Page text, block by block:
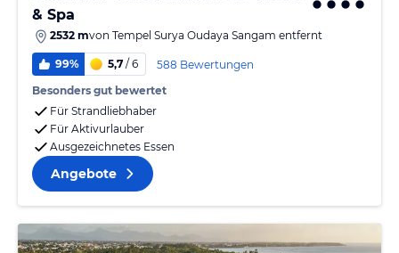
& Spa
2532 mvon Tempel Surya Oudaya Sangam entfernt
99% 5,7 / 6
588 Bewertungen
Besonders gut bewertet
Für Strandliebhaber
Für Aktivurlauber
Ausgezeichnetes Essen
Angebote